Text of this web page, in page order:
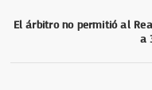
El árbitro no permitió al
a